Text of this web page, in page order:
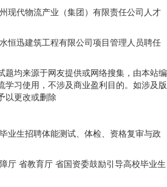
代物流产业（集团）有限责任公司人才
迅建筑工程有限公司项目管理人员聘任
均来源于网友提供或网络搜集，由本站编
学习使用，不涉及商业盈利目的。如涉及版
以更改或删除
生招聘体能测试、体检、资格复审与政
省教育厅 省国资委鼓励引导高校毕业生